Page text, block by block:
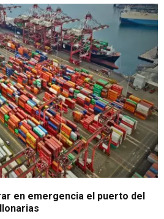
en emergencia el puerto del